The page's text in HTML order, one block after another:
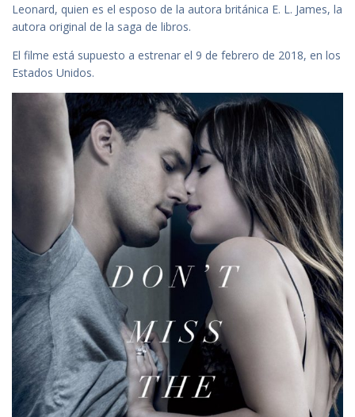
Leonard, quien es el esposo de la autora británica E. L. James, la
autora original de la saga de libros.
El filme está supuesto a estrenar el 9 de febrero de 2018, en los
Estados Unidos.